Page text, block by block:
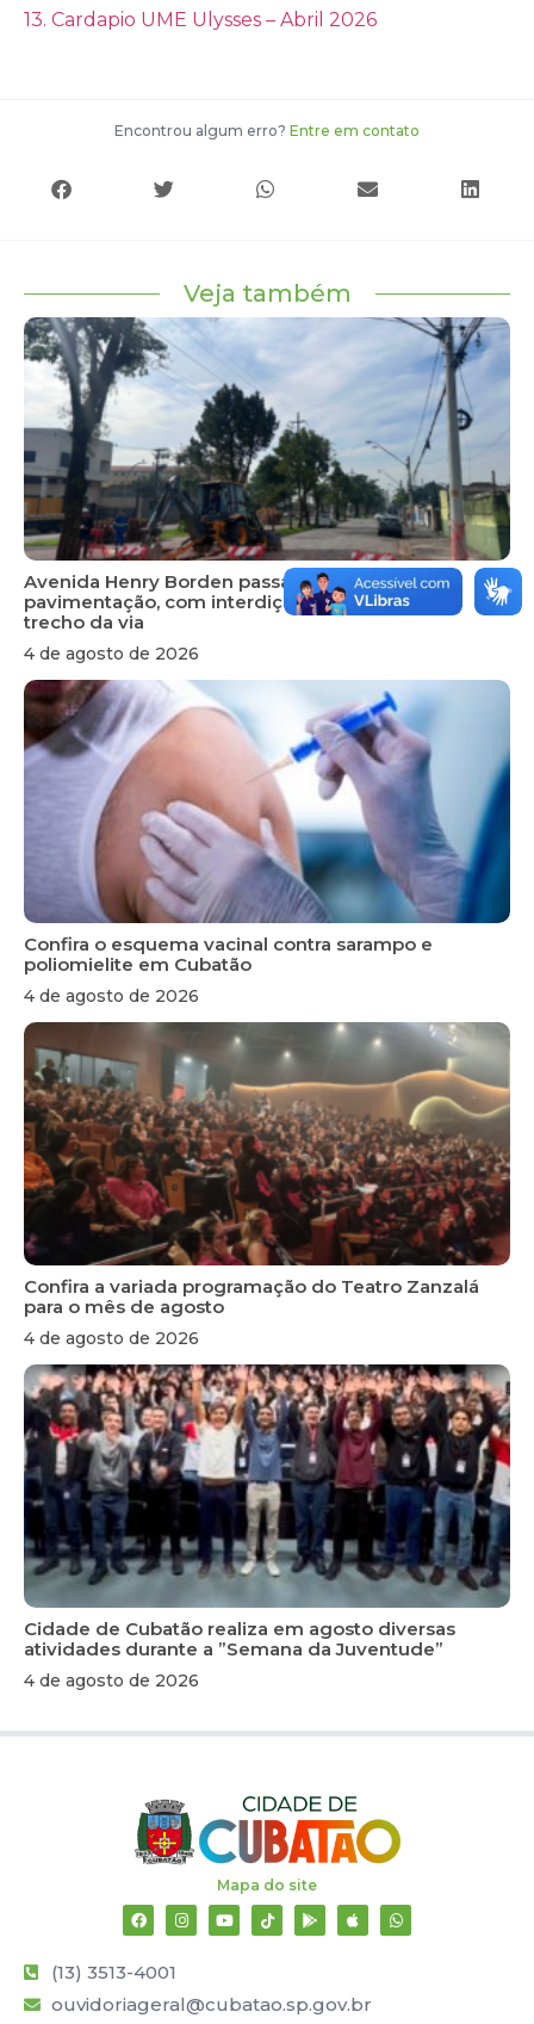
13. Cardapio UME Ulysses – Abril 2026
Encontrou algum erro? Entre em contato
Veja também
Avenida Henry Borden passa por obras de
pavimentação, com interdição temporária em
trecho da via
4 de agosto de 2026
Confira o esquema vacinal contra sarampo e
poliomielite em Cubatão
4 de agosto de 2026
Confira a variada programação do Teatro Zanzalá
para o mês de agosto
4 de agosto de 2026
Cidade de Cubatão realiza em agosto diversas
atividades durante a ”Semana da Juventude”
4 de agosto de 2026
Mapa do site
(13) 3513-4001
ouvidoriageral@cubatao.sp.gov.br